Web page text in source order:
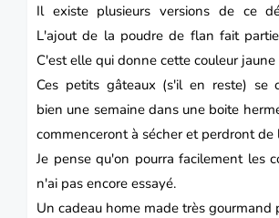
Il existe plusieurs versions de ce
L'ajout de la poudre de flan fait
C'est elle qui donne cette couleur
Ces petits gâteaux (s'il en reste) se
bien une semaine dans une boite
commenceront à sécher et perdront de
Je pense qu'on pourra facilement les
n'ai pas encore essayé.
Un cadeau home made très gourmand